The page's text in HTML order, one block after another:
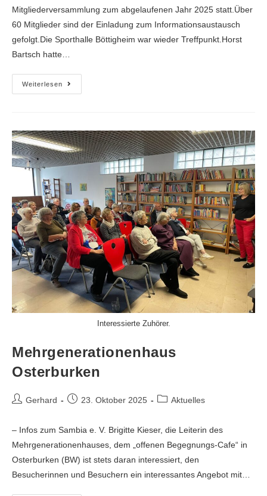
Mitgliederversammlung zum abgelaufenen Jahr 2025 statt.Über
60 Mitglieder sind der Einladung zum Informationsaustausch
gefolgt.Die Sporthalle Böttigheim war wieder Treffpunkt.Horst
Bartsch hatte…
Weiterlesen
Interessierte Zuhörer.
Mehrgenerationenhaus
Osterburken
Gerhard 23. Oktober 2025 Aktuelles
– Infos zum Sambia e. V. Brigitte Kieser, die Leiterin des
Mehrgenerationenhauses, dem „offenen Begegnungs-Cafe“ in
Osterburken (BW) ist stets daran interessiert, den
Besucherinnen und Besuchern ein interessantes Angebot mit…